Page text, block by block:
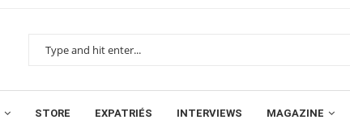
STORE EXPATRIÉS INTERVIEWS MAGAZINE